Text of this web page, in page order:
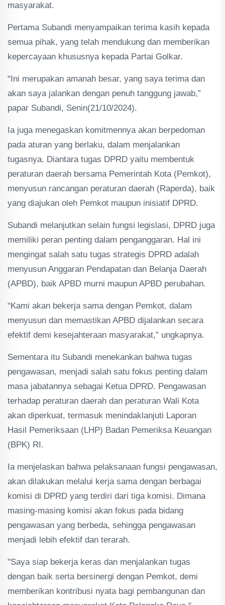
masyarakat.
Pertama Subandi menyampaikan terima kasih kepada
semua pihak, yang telah mendukung dan memberikan
kepercayaan khususnya kepada Partai Golkar.
“Ini merupakan amanah besar, yang saya terima dan
akan saya jalankan dengan penuh tanggung jawab,”
papar Subandi, Senin(21/10/2024).
Ia juga menegaskan komitmennya akan berpedoman
pada aturan yang berlaku, dalam menjalankan
tugasnya. Diantara tugas DPRD yaitu membentuk
peraturan daerah bersama Pemerintah Kota (Pemkot),
menyusun rancangan peraturan daerah (Raperda), baik
yang diajukan oleh Pemkot maupun inisiatif DPRD.
Subandi melanjutkan selain fungsi legislasi, DPRD juga
memiliki peran penting dalam penganggaran. Hal ini
mengingat salah satu tugas strategis DPRD adalah
menyusun Anggaran Pendapatan dan Belanja Daerah
(APBD), baik APBD murni maupun APBD perubahan.
“Kami akan bekerja sama dengan Pemkot, dalam
menyusun dan memastikan APBD dijalankan secara
efektif demi kesejahteraan masyarakat,” ungkapnya.
Sementara itu Subandi menekankan bahwa tugas
pengawasan, menjadi salah satu fokus penting dalam
masa jabatannya sebagai Ketua DPRD. Pengawasan
terhadap peraturan daerah dan peraturan Wali Kota
akan diperkuat, termasuk menindaklanjuti Laporan
Hasil Pemeriksaan (LHP) Badan Pemeriksa Keuangan
(BPK) RI.
Ia menjelaskan bahwa pelaksanaan fungsi pengawasan,
akan dilakukan melalui kerja sama dengan berbagai
komisi di DPRD yang terdiri dari tiga komisi. Dimana
masing-masing komisi akan fokus pada bidang
pengawasan yang berbeda, sehingga pengawasan
menjadi lebih efektif dan terarah.
"Saya siap bekerja keras dan menjalankan tugas
dengan baik serta bersinergi dengan Pemkot, demi
memberikan kontribusi nyata bagi pembangunan dan